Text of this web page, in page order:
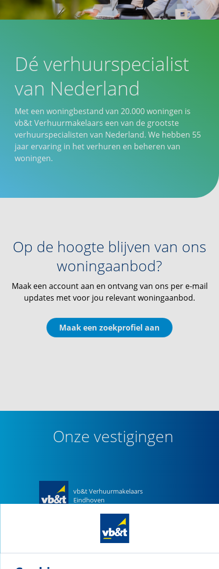
Dé verhuurspecialist
van Nederland
Met een woningbestand van 20.000 woningen is
vb&t Verhuurmakelaars een van de grootste
verhuurspecialisten van Nederland. We hebben 55
jaar ervaring in het verhuren en beheren van
woningen.
Op de hoogte blijven van ons
woningaanbod?
Maak een account aan en ontvang van ons per e-mail
updates met voor jou relevant woningaanbod.
Maak een zoekprofiel aan
Onze vestigingen
vb&t Verhuurmakelaars
Eindhoven